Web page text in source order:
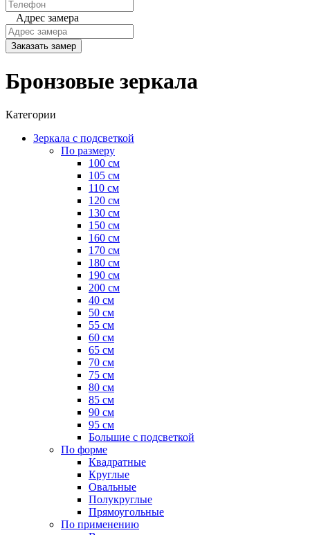
Адрес замера
Заказать замер
Бронзовые зеркала
Категории
Зеркала с подсветкой
По размеру
100 см
105 см
110 см
120 см
130 см
150 см
160 см
170 см
180 см
190 см
200 см
40 см
50 см
55 см
60 см
65 см
70 см
75 см
80 см
85 см
90 см
95 см
Большие с подсветкой
По форме
Квадратные
Круглые
Овальные
Полукруглые
Прямоугольные
По применению